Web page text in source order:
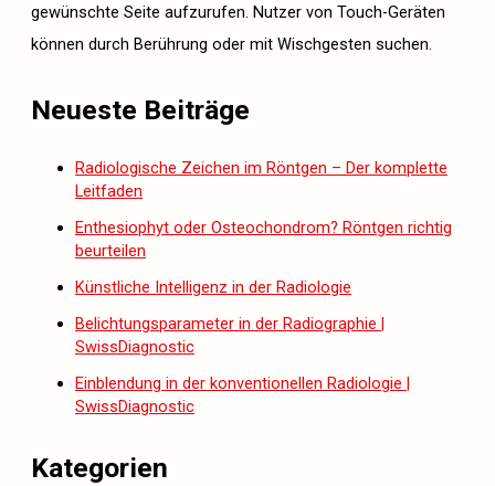
gewünschte Seite aufzurufen. Nutzer von Touch-Geräten
können durch Berührung oder mit Wischgesten suchen.
Neueste Beiträge
Radiologische Zeichen im Röntgen – Der komplette
Leitfaden
Enthesiophyt oder Osteochondrom? Röntgen richtig
beurteilen
Künstliche Intelligenz in der Radiologie
Belichtungsparameter in der Radiographie |
SwissDiagnostic
Einblendung in der konventionellen Radiologie |
SwissDiagnostic
Kategorien